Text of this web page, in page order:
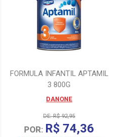
FORMULA INFANTIL APTAMIL
3 800G
DANONE
DE: R$ 92,95
POR: R$ 74,36